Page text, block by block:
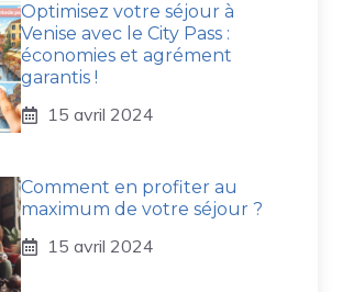
Optimisez votre séjour à
Venise avec le City Pass :
économies et agrément
garantis !
15 avril 2024
Comment en profiter au
maximum de votre séjour ?
15 avril 2024